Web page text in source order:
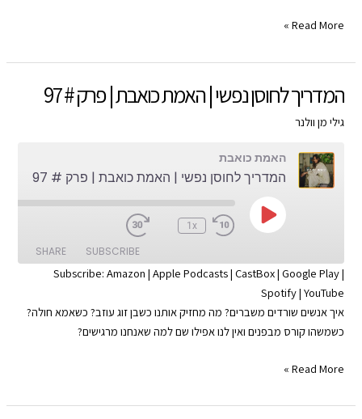
צא
בנאדם
האמת
כואבת
פרק
Read More »
המדריך לחוסן נפשי | האמת כואבת | פרק # 97
גילי מן וולנר
האמת כואבת
המדריך לחוסן נפשי | האמת כואבת | פרק # 97
Play
Episode
1x
SUBSCRIBE
SHARE
Amazon
Google Play
RSS FEED
SHARE
LINK
EMBED
Subscribe: Amazon | Apple Podcasts| CastBox| Google Play|
Spotify| YouTube
איך אנשים שורדים משברים? מה מחזיק אותנו כשבן זוג עוזב? כשאמא חולה?
כשמשהו קורס מבפנים ואין לנו אפילו שם למה שאנחנו מרגישים?
המדריך
נפשי
Read More »